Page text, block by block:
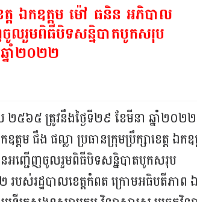
ត្ត ឯកឧត្តម ម៉ៅ ធនិន អភិបាល
លរួមពិធីបិទសន្និបាតបូកសរុប
នាំ២០២២
ស ២៥៦៥ ត្រូវនឹងថ្ងៃទី២៩ ខែមីនា ឆ្នាំ២០២២
ជឹង ផល្លា ប្រធានក្រុមប្រឹក្សាខេត្ត ឯកឧ
អញ្ជើញចូលរួមពិធីបិទសន្និបាតបូកសរុប
បស់រដ្ឋបាលខេត្តកំពត ក្រោមអធិបតីភាព